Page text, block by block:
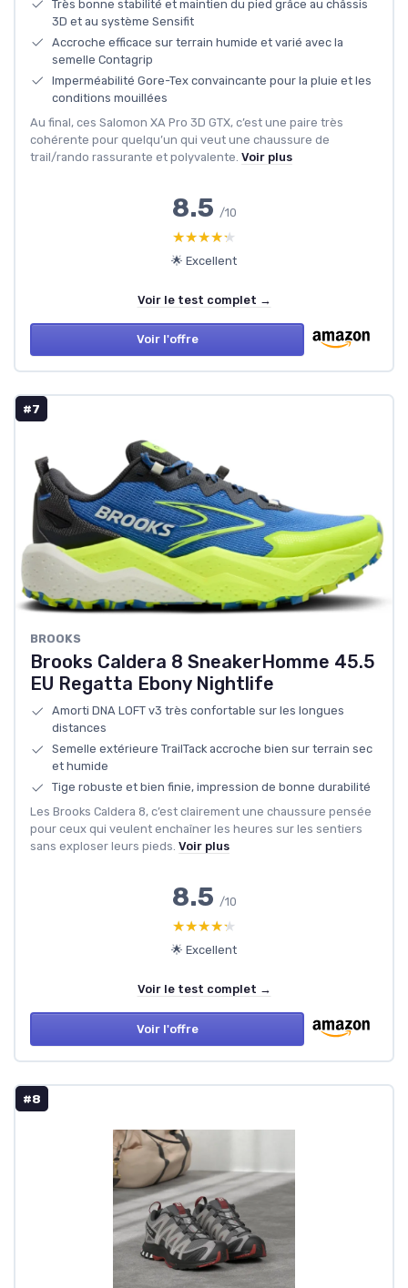
Très bonne stabilité et maintien du pied grâce au châssis
3D et au système Sensifit
Accroche efficace sur terrain humide et varié avec la
semelle Contagrip
Imperméabilité Gore-Tex convaincante pour la pluie et les
conditions mouillées
Au final, ces Salomon XA Pro 3D GTX, c’est une paire très
cohérente pour quelqu’un qui veut une chaussure de
trail/rando rassurante et polyvalente. Voir plus
8.5 /10
★★★★★
★★★★★
🌟 Excellent
Voir le test complet →
Voir l'offre
#7
BROOKS
Brooks Caldera 8 SneakerHomme 45.5
EU Regatta Ebony Nightlife
Amorti DNA LOFT v3 très confortable sur les longues
distances
Semelle extérieure TrailTack accroche bien sur terrain sec
et humide
Tige robuste et bien finie, impression de bonne durabilité
Les Brooks Caldera 8, c’est clairement une chaussure pensée
pour ceux qui veulent enchaîner les heures sur les sentiers
sans exploser leurs pieds. Voir plus
8.5 /10
★★★★★
★★★★★
🌟 Excellent
Voir le test complet →
Voir l'offre
#8